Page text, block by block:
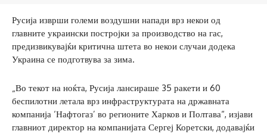
Русија изврши големи воздушни напади врз некои од
главните украински постројки за производство на гас,
предизвикувајќи критична штета во некои случаи додека
Украина се подготвува за зима.
„Во текот на ноќта, Русија лансираше 35 ракети и 60
беспилотни летала врз инфраструктурата на државната
компанија ‘Нафтогаз’ во регионите Харков и Полтава“, изјави
главниот директор на компанијата Сергеј Коретски, додавајќи